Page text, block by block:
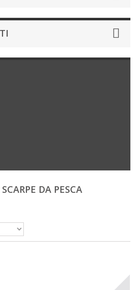
DA PESCA